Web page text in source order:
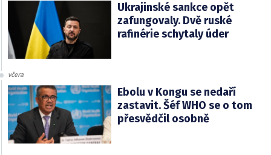
Ukrajinské sankce opět
zafungovaly. Dvě ruské
rafinérie schytaly úder
včera
Ebolu v Kongu se nedaří
zastavit. Šéf WHO se o tom
přesvědčil osobně